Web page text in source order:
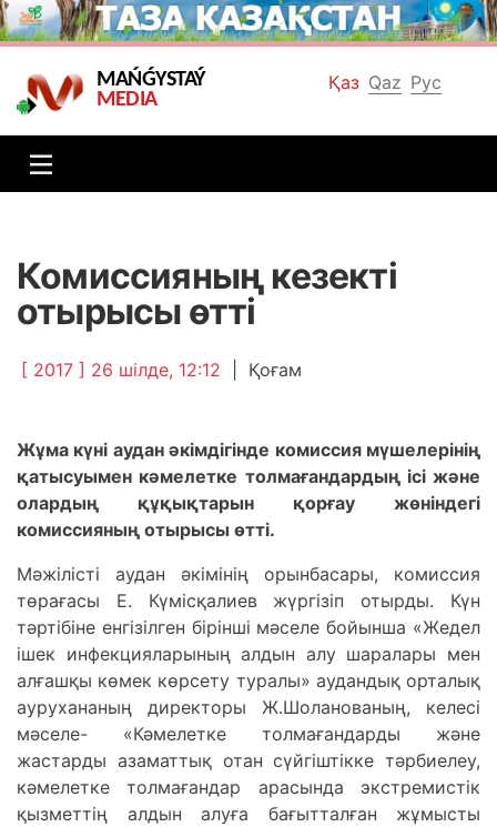
Қаз Qaz Рус
MAŃǴYSTAÝ
MEDIA
Комиссияның кезекті
отырысы өтті
[ 2017 ] 26 шілде, 12:12 Қоғам
Жұма күні аудан әкімдігінде комиссия мүшелерінің
қатысуымен кәмелетке толмағандардың ісі және
олардың құқықтарын қорғау жөніндегі
комиссияның отырысы өтті.
Мәжілісті аудан әкімінің орынбасары, комиссия
төрағасы Е. Күмісқалиев жүргізіп отырды. Күн
тәртібіне енгізілген бірінші мәселе бойынша «Жедел
ішек инфекцияларының алдын алу шаралары мен
алғашқы көмек көрсету туралы» аудандық орталық
аурухананың директоры Ж.Шоланованың, келесі
мәселе- «Кәмелетке толмағандарды және
жастарды азаматтық отан сүйгіштікке тәрбиелеу,
кәмелетке толмағандар арасында экстремистік
қызметтің алдын алуға бағытталған жұмысты